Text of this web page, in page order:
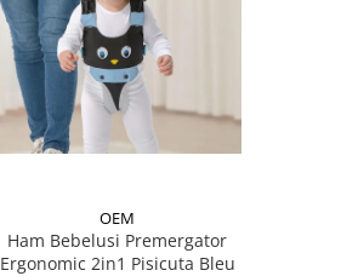
OEM
Ham Bebelusi Premergator
Ergonomic 2in1 Pisicuta Bleu